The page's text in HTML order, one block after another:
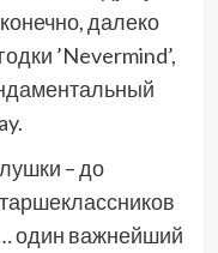
далеко
’Nevermind’,
– до
один важнейший